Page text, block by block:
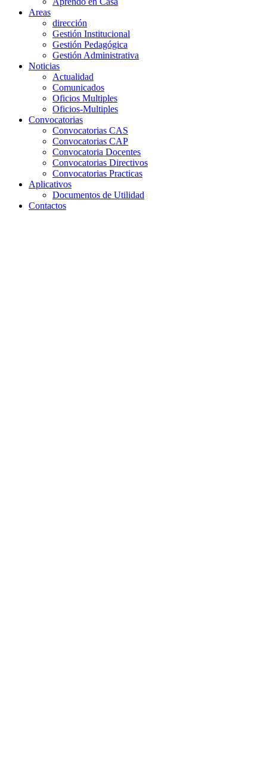
Areas
dirección
Gestión Institucional
Gestión Pedagógica
Gestión Administrativa
Noticias
Actualidad
Comunicados
Oficios Multiples
Oficios-Multiples
Convocatorias
Convocatorias CAS
Convocatorias CAP
Convocatoria Docentes
Convocatorias Directivos
Convocatorias Practicas
Aplicativos
Documentos de Utilidad
Contactos